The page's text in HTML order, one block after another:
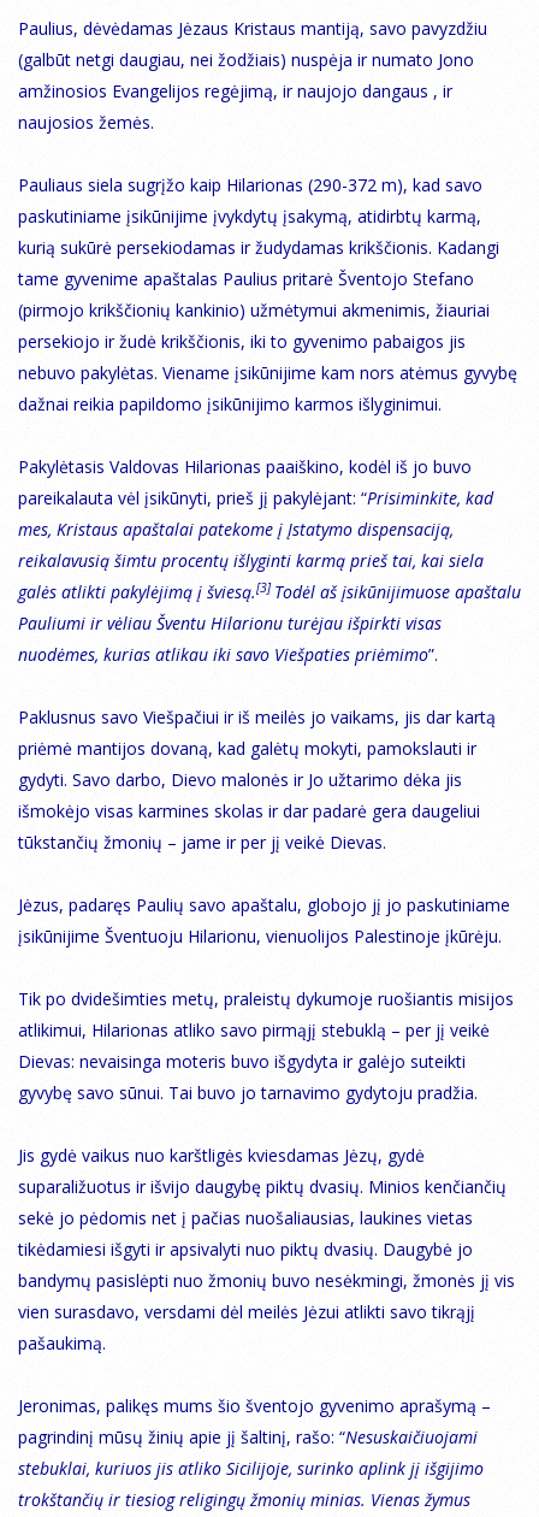
Paulius, dėvėdamas Jėzaus Kristaus mantiją, savo pavyzdžiu
(galbūt netgi daugiau, nei žodžiais) nuspėja ir numato Jono
amžinosios Evangelijos regėjimą, ir naujojo dangaus , ir
naujosios žemės.
Pauliaus siela sugrįžo kaip Hilarionas (290-372 m), kad savo
paskutiniame įsikūnijime įvykdytų įsakymą, atidirbtų karmą,
kurią sukūrė persekiodamas ir žudydamas krikščionis. Kadangi
tame gyvenime apaštalas Paulius pritarė Šventojo Stefano
(pirmojo krikščionių kankinio) užmėtymui akmenimis, žiauriai
persekiojo ir žudė krikščionis, iki to gyvenimo pabaigos jis
nebuvo pakylėtas. Viename įsikūnijime kam nors atėmus gyvybę
dažnai reikia papildomo įsikūnijimo karmos išlyginimui.
Pakylėtasis Valdovas Hilarionas paaiškino, kodėl iš jo buvo
pareikalauta vėl įsikūnyti, prieš jį pakylėjant: “Prisiminkite, kad
mes, Kristaus apaštalai patekome į Įstatymo dispensaciją,
reikalavusią šimtu procentų išlyginti karmą prieš tai, kai siela
galės atlikti pakylėjimą į šviesą.[3] Todėl aš įsikūnijimuose apaštalu
Pauliumi ir vėliau Šventu Hilarionu turėjau išpirkti visas
nuodėmes, kurias atlikau iki savo Viešpaties priėmimo”.
Paklusnus savo Viešpačiui ir iš meilės jo vaikams, jis dar kartą
priėmė mantijos dovaną, kad galėtų mokyti, pamokslauti ir
gydyti. Savo darbo, Dievo malonės ir Jo užtarimo dėka jis
išmokėjo visas karmines skolas ir dar padarė gera daugeliui
tūkstančių žmonių – jame ir per jį veikė Dievas.
Jėzus, padaręs Paulių savo apaštalu, globojo jį jo paskutiniame
įsikūnijime Šventuoju Hilarionu, vienuolijos Palestinoje įkūrėju.
Tik po dvidešimties metų, praleistų dykumoje ruošiantis misijos
atlikimui, Hilarionas atliko savo pirmąjį stebuklą – per jį veikė
Dievas: nevaisinga moteris buvo išgydyta ir galėjo suteikti
gyvybę savo sūnui. Tai buvo jo tarnavimo gydytoju pradžia.
Jis gydė vaikus nuo karštligės kviesdamas Jėzų, gydė
suparaližuotus ir išvijo daugybę piktų dvasių. Minios kenčiančių
sekė jo pėdomis net į pačias nuošaliausias, laukines vietas
tikėdamiesi išgyti ir apsivalyti nuo piktų dvasių. Daugybė jo
bandymų pasislėpti nuo žmonių buvo nesėkmingi, žmonės jį vis
vien surasdavo, versdami dėl meilės Jėzui atlikti savo tikrąjį
pašaukimą.
Jeronimas, palikęs mums šio šventojo gyvenimo aprašymą –
pagrindinį mūsų žinių apie jį šaltinį, rašo: “Nesuskaičiuojami
stebuklai, kuriuos jis atliko Sicilijoje, surinko aplink jį išgijimo
trokštančių ir tiesiog religingų žmonių minias. Vienas žymus